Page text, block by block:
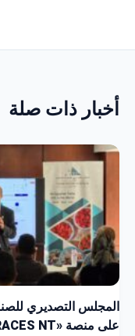
أخبار ذات صلة
المجلس التصديري